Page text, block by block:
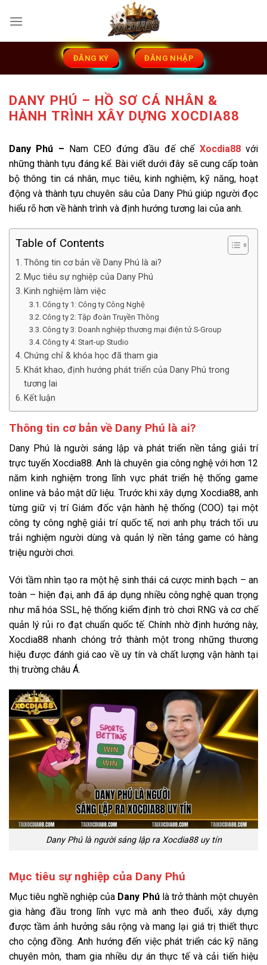
qua
ĐĂNG KÝ ĐĂNG NHẬP
DANY PHÚ – HỒ SƠ CÁ NHÂN &
HÀNH TRÌNH XÂY DỰNG XOCDIA88
Dany Phú – Nam CEO đứng đầu đế chế Xocdia88với
những thành tựu đáng kể. Bài viết dưới đây sẽ cung cấp toàn
bộ thông tin cá nhân, mục tiêu, kinh nghiệm, kỹ năng, hoạt
động và thành tựu chuyên sâu của Dany Phú giúp người đọc
hiểu rõ hơn về hành trình và định hướng tương lai của anh.
Table of Contents
Thông tin cơ bản về Dany Phú là ai?
Mục tiêu sự nghiệp của Dany Phú
Kinh nghiệm làm việc
Công ty 1: Công ty Công Nghệ
Công ty 2: Tập đoàn Truyền Thông
Công ty 3: Doanh nghiệp thương mại điện tử S-Group
Công ty 4: Start-up Studio
Chứng chỉ & khóa học đã tham gia
Khát khao, định hướng phát triển của Dany Phú trong
tương lai
Kết luận
Thông tin cơ bản về Dany Phú là ai?
Dany Phú là người sáng lập và phát triển nền tảng giải trí
trực tuyến Xocdia88. Anh là chuyên gia công nghệ với hơn 12
năm kinh nghiệm trong lĩnh vực phát triển hệ thống game
online và bảo mật dữ liệu. Trước khi xây dựng Xocdia88, anh
từng giữ vị trí Giám đốc vận hành hệ thống (COO) tại một
công ty công nghệ giải trí quốc tế, nơi anh phụ trách tối ưu
trải nghiệm người dùng và quản lý nền tảng game có hàng
triệu người chơi.
Với tầm nhìn tạo ra một hệ sinh thái cá cược minh bạch – an
toàn – hiện đại, anh đã áp dụng nhiều công nghệ quan trọng
như mã hóa SSL, hệ thống kiểm định trò chơi RNG và cơ chế
quản lý rủi ro đạt chuẩn quốc tế. Chính nhờ định hướng này,
Xocdia88 nhanh chóng trở thành một trong những thương
hiệu được đánh giá cao về uy tín và chất lượng vận hành tại
thị trường châu Á.
Dany Phú là người sáng lập ra Xocdia88 uy tín
Mục tiêu sự nghiệp của Dany Phú
Mục tiêu nghề nghiệp của Dany Phúlà trở thành một chuyên
gia hàng đầu trong lĩnh vực mà anh theo đuổi, xây dựng
được tầm ảnh hưởng sâu rộng và mang lại giá trị thiết thực
cho cộng đồng. Anh hướng đến việc phát triển các kỹ năng
chuyên môn, tham gia nhiều dự án thực tế và cải tiến hiệu